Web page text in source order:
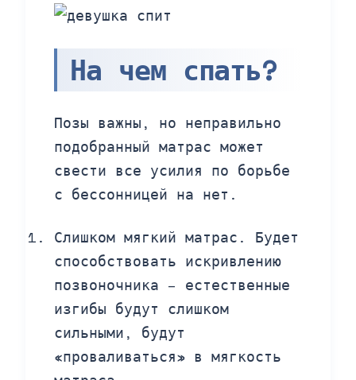
На чем спать?
Позы важны, но неправильно
подобранный матрас может
свести все усилия по борьбе
с бессонницей на нет.
Слишком мягкий матрас. Будет
способствовать искривлению
позвоночника – естественные
изгибы будут слишком
сильными, будут
«проваливаться» в мягкость